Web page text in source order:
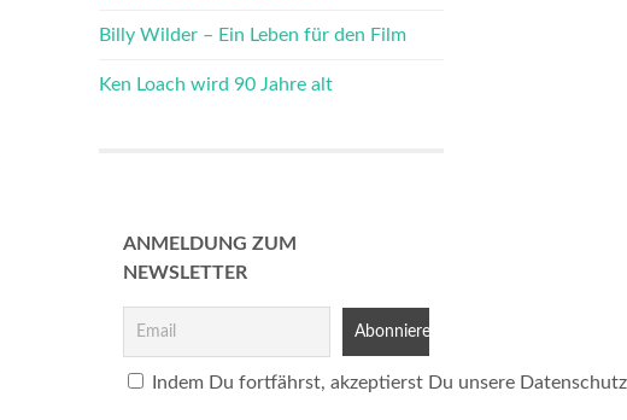
Billy Wilder – Ein Leben für den Film
Ken Loach wird 90 Jahre alt
ANMELDUNG ZUM
NEWSLETTER
Indem Du fortfährst, akzeptierst Du unsere